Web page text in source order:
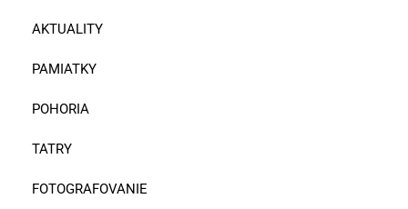
AKTUALITY
PAMIATKY
POHORIA
TATRY
FOTOGRAFOVANIE